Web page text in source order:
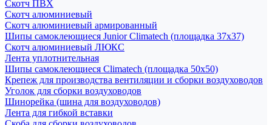
Скотч ПВХ
Скотч алюминиевый
Скотч алюминиевый армированный
Шипы самоклеющиеся Junior Climatech (площадка 37х37)
Скотч алюминиевый ЛЮКС
Лента уплотнительная
Шипы самоклеющиеся Climatech (площадка 50х50)
Крепеж для производства вентиляции и сборки воздуховодов
Уголок для сборки воздуховодов
Шинорейка (шина для воздуховодов)
Лента для гибкой вставки